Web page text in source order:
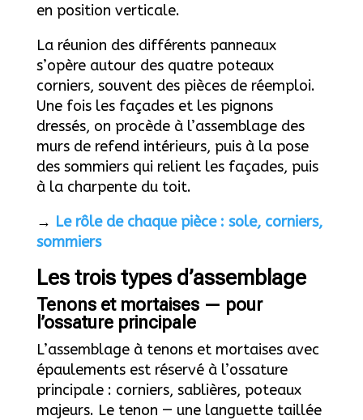
en position verticale.
La réunion des différents panneaux
s’opère autour des quatre poteaux
corniers, souvent des pièces de réemploi.
Une fois les façades et les pignons
dressés, on procède à l’assemblage des
murs de refend intérieurs, puis à la pose
des sommiers qui relient les façades, puis
à la charpente du toit.
→ Le rôle de chaque pièce : sole, corniers,
sommiers
Les trois types d’assemblage
Tenons et mortaises — pour
l’ossature principale
L’assemblage à tenons et mortaises avec
épaulements est réservé à l’ossature
principale : corniers, sablières, poteaux
majeurs. Le tenon — une languette taillée